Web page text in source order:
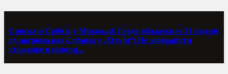
Српска и Србија у Мркоњић Граду обиљежиле 31 годину
од погрома над Србима у „Олуји“; Не заборавити
страдање и прогон...